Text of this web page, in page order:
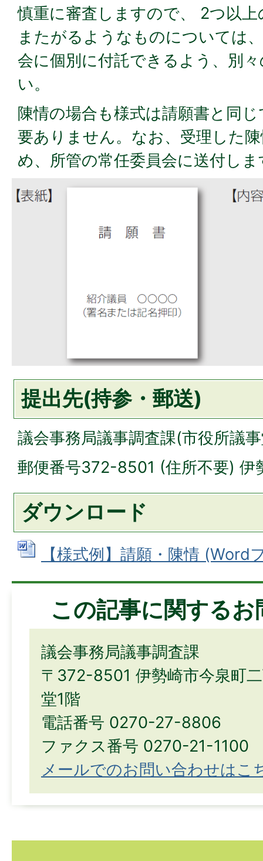
慎重に審査しますので、 2つ以
またがるようなものについては
会に個別に付託できるよう、別
い。
陳情の場合も様式は請願書と同
要ありません。なお、受理した
め、所管の常任委員会に送付しま
提出先(持参・郵送)
議会事務局議事調査課(市役所議
郵便番号372-8501 (住所不要) 伊
ダウンロード
【様式例】請願・陳情 (Word
この記事に関する
議会事務局議事調査課
〒372-8501 伊勢崎市今泉町
堂1階
電話番号 0270-27-8806
ファクス番号 0270-21-1100
メールでのお問い合わせはこ